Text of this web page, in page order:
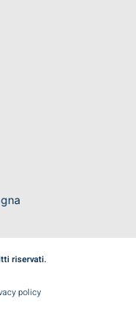
riservati.
policy